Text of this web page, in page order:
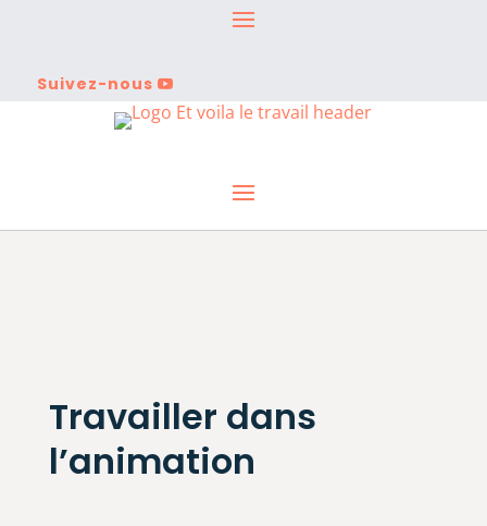
Suivez-nous
Travailler dans
l’animation